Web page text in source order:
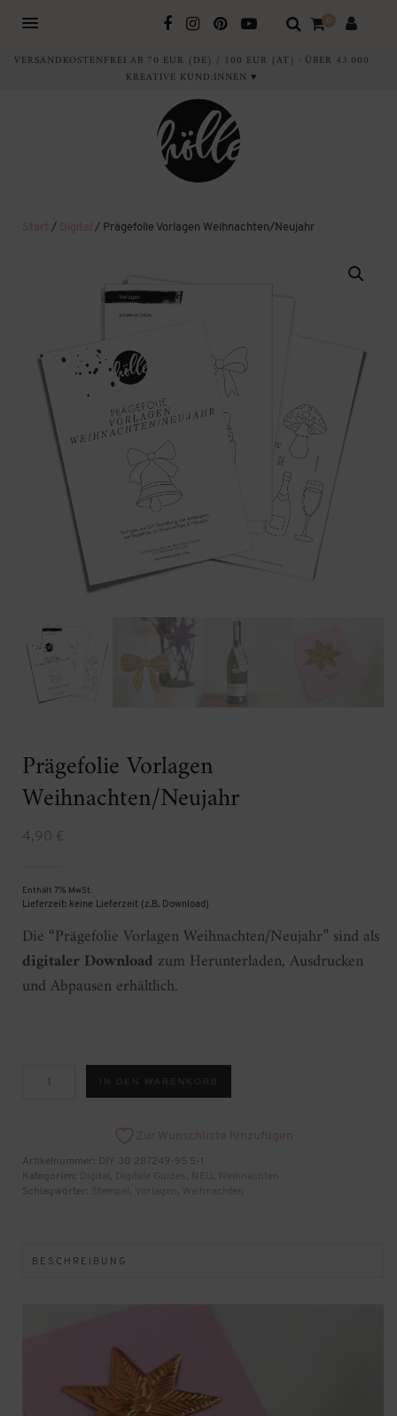
0
VERSANDKOSTENFREI AB 70 EUR (DE) / 100 EUR (AT) · ÜBER 43.000
KREATIVE KUND:INNEN ♥
Start / Digital / Prägefolie Vorlagen Weihnachten/Neujahr
Prägefolie Vorlagen
Weihnachten/Neujahr
4,90 €
Enthält 7% MwSt.
Lieferzeit: keine Lieferzeit (z.B. Download)
Die “Prägefolie Vorlagen Weihnachten/Neujahr” sind als
digitaler Download zum Herunterladen, Ausdrucken
und Abpausen erhältlich.
Vorlagen
Weihnachten/Neujahr
IN DEN WARENKORB
Zur Wunschliste hinzufügen
Artikelnummer: DIY 30 287249-95 5-1
Kategorien:
, , ,
Schlagwörter:
, ,
BESCHREIBUNG